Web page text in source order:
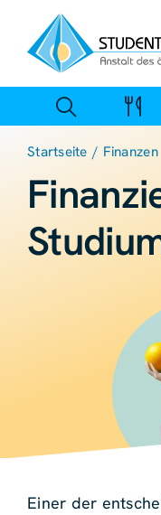
Inhalt
springen
Startseite Finanzen
Einer der